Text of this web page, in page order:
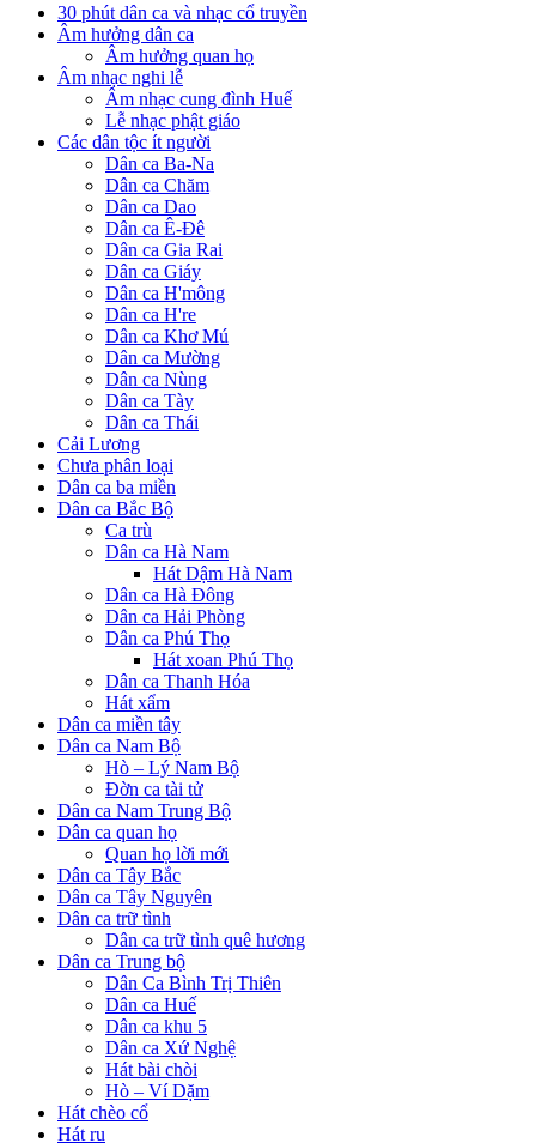
30 phút dân ca và nhạc cổ truyền
Âm hưởng dân ca
Âm hưởng quan họ
Âm nhạc nghi lễ
Âm nhạc cung đình Huế
Lễ nhạc phật giáo
Các dân tộc ít người
Dân ca Ba-Na
Dân ca Chăm
Dân ca Dao
Dân ca Ê-Đê
Dân ca Gia Rai
Dân ca Giáy
Dân ca H'mông
Dân ca H're
Dân ca Khơ Mú
Dân ca Mường
Dân ca Nùng
Dân ca Tày
Dân ca Thái
Cải Lương
Chưa phân loại
Dân ca ba miền
Dân ca Bắc Bộ
Ca trù
Dân ca Hà Nam
Hát Dậm Hà Nam
Dân ca Hà Đông
Dân ca Hải Phòng
Dân ca Phú Thọ
Hát xoan Phú Thọ
Dân ca Thanh Hóa
Hát xẩm
Dân ca miền tây
Dân ca Nam Bộ
Hò – Lý Nam Bộ
Đờn ca tài tử
Dân ca Nam Trung Bộ
Dân ca quan họ
Quan họ lời mới
Dân ca Tây Bắc
Dân ca Tây Nguyên
Dân ca trữ tình
Dân ca trữ tình quê hương
Dân ca Trung bộ
Dân Ca Bình Trị Thiên
Dân ca Huế
Dân ca khu 5
Dân ca Xứ Nghệ
Hát bài chòi
Hò – Ví Dặm
Hát chèo cổ
Hát ru